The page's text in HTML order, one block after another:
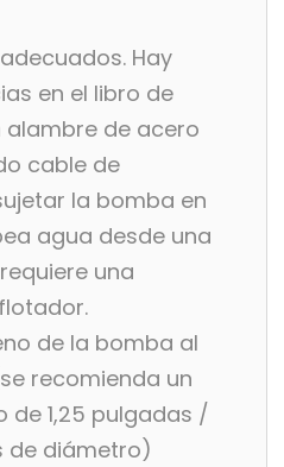
Hay
en el libro de
alambre de acero
cable de
la bomba en
agua desde una
una
de la bomba al
recomienda un
de 1,25 pulgadas /
de diámetro)